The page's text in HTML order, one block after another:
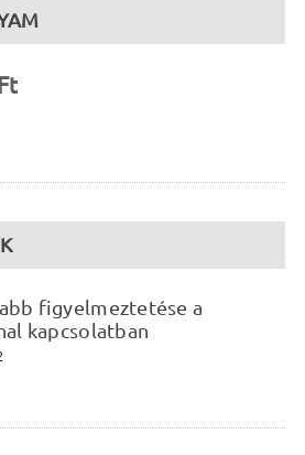
figyelmeztetése a
kapcsolatban